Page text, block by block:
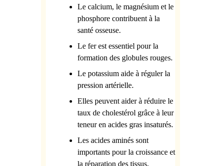
Le calcium, le magnésium et le
phosphore contribuent à la
santé osseuse.
Le fer est essentiel pour la
formation des globules rouges.
Le potassium aide à réguler la
pression artérielle.
Elles peuvent aider à réduire le
taux de cholestérol grâce à leur
teneur en acides gras insaturés.
Les acides aminés sont
importants pour la croissance et
la réparation des tissus.